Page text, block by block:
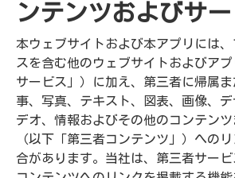
ンテンツおよびサ
本ウェブサイトおよび本アプリには
スを含む他のウェブサイトおよびア
サービス」）に加え、第三者に帰属
事、写真、テキスト、図表、画像、
デオ、情報およびその他のコンテン
（以下「第三者コンテンツ」）への
合があります。当社は、第三者サー